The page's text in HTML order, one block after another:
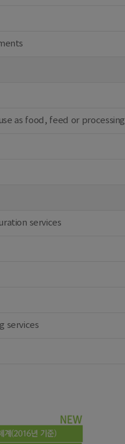
as food, feed or processing
services
services